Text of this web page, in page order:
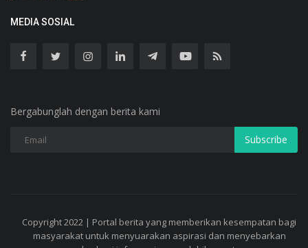
MEDIA SOSIAL
Bergabunglah dengan berita kami
Subscribe
Copyright 2022 | Portal berita yang memberikan kesempatan bagi
masyarakat untuk menyuarakan aspirasi dan menyebarkan